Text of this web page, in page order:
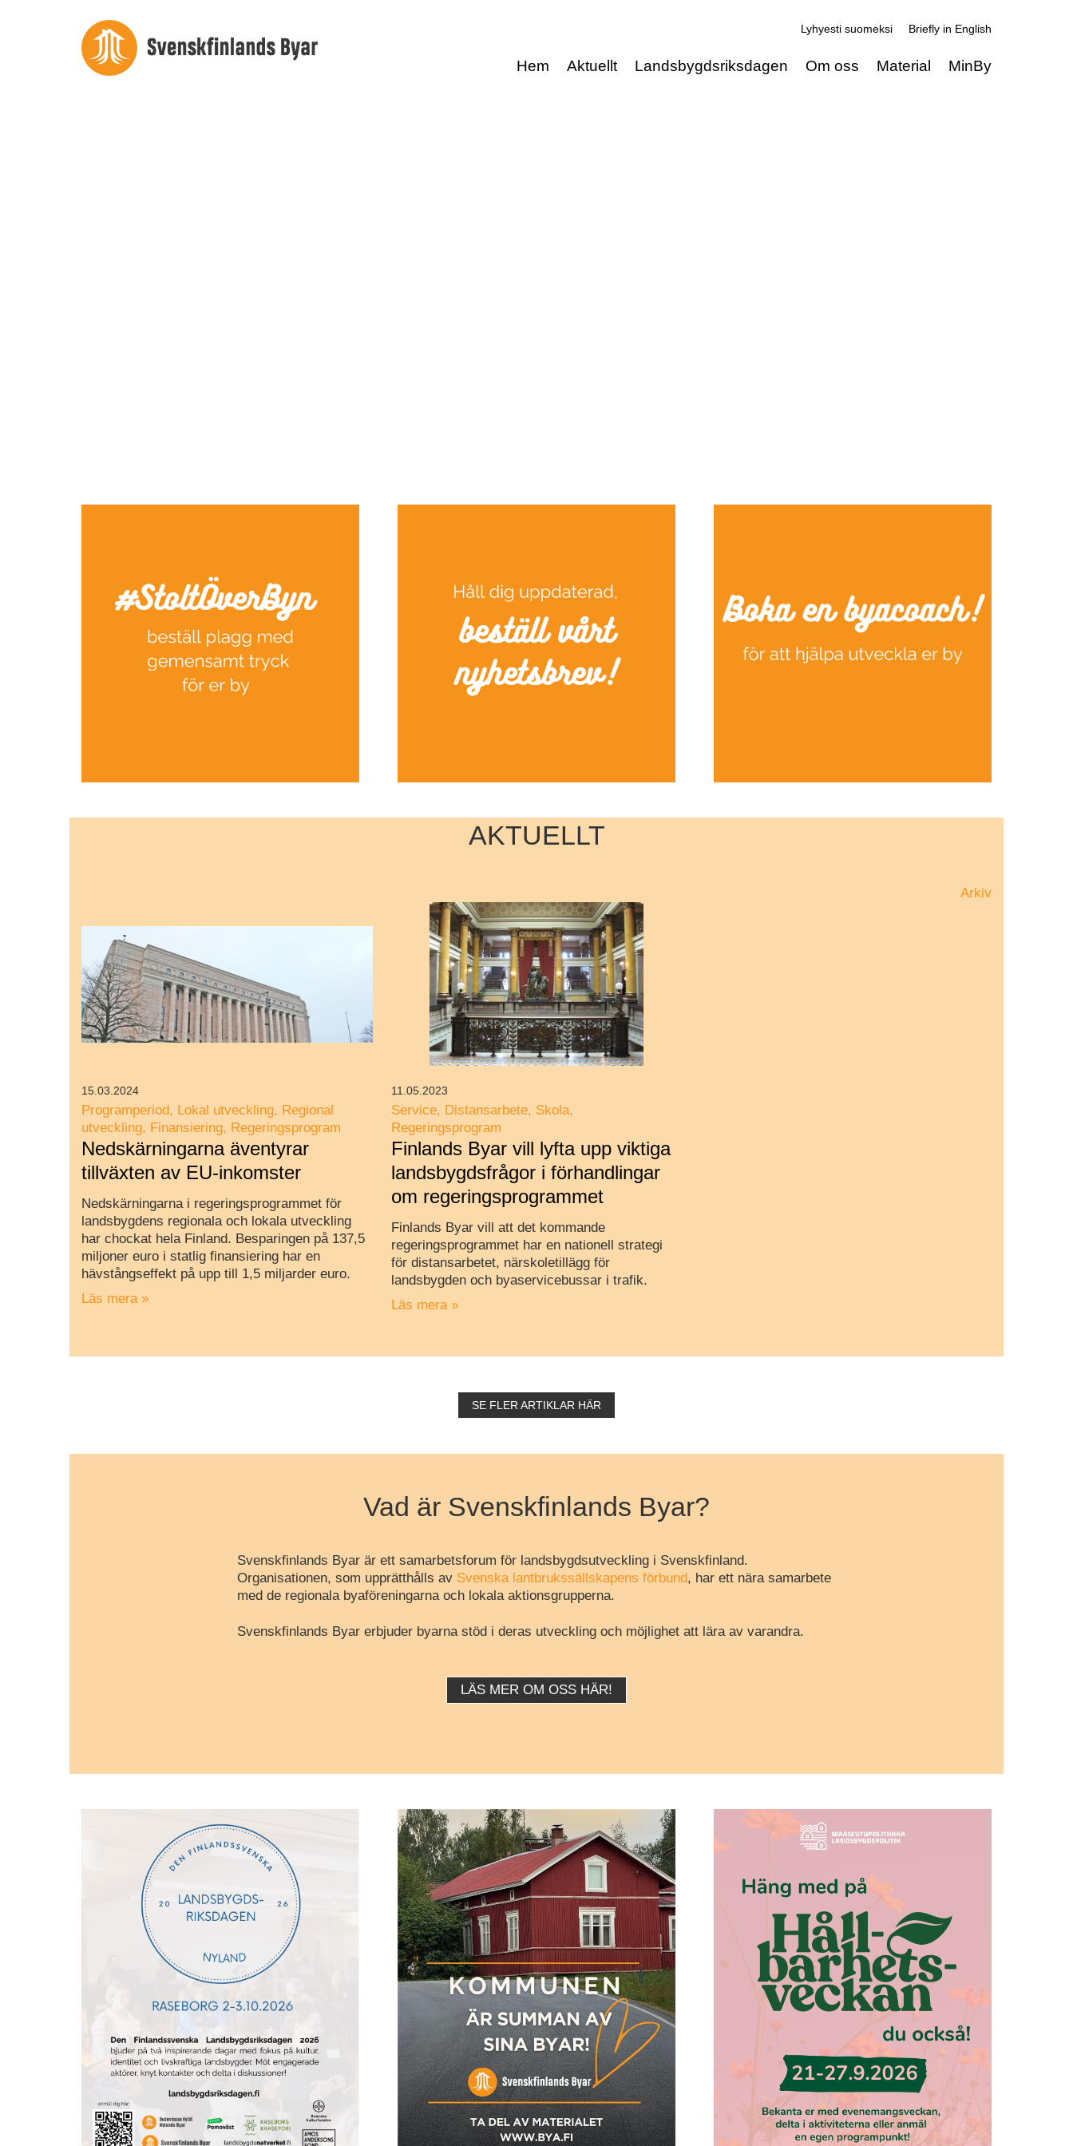
Lyhyesti suomeksi Briefly in English
Hem Aktuellt Landsbygdsriksdagen Om oss Material MinBy
AKTUELLT
Arkiv
Programperiod Lokal utveckling
Regional
utveckling
Finansiering Regeringsprogram
Nedskärningarna äventyrar
tillväxten av EU-inkomster
Nedskärningarna i regeringsprogrammet för
landsbygdens regionala och lokala utveckling
har chockat hela Finland. Besparingen på 137,5
miljoner euro i statlig finansiering har en
hävstångseffekt på upp till 1,5 miljarder euro.
Läs mera »
15.03.2024
Service Distansarbete
Skola
Regeringsprogram
Finlands Byar vill lyfta upp viktiga
landsbygdsfrågor i förhandlingar
om regeringsprogrammet
Finlands Byar vill att det kommande
regeringsprogrammet har en nationell strategi
för distansarbetet, närskoletillägg för
landsbygden och byaservicebussar i trafik.
Läs mera »
11.05.2023
SE FLER ARTIKLAR HÄR
Vad är Svenskfinlands Byar?
Svenskfinlands Byar är ett samarbetsforum för landsbygdsutveckling i Svenskfinland.
Organisationen, som upprätthålls av Svenska lantbrukssällskapens förbund, har ett nära samarbete
med de regionala byaföreningarna och lokala aktionsgrupperna.
Svenskfinlands Byar erbjuder byarna stöd i deras utveckling och möjlighet att lära av varandra.
LÄS MER OM OSS HÄR!